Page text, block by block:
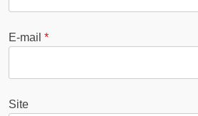
E-mail *
Site